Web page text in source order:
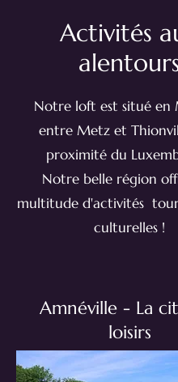
Activités
Notre loft est situé en
entre Metz et
proximité du
Notre belle région
multitude d'activités
culturelles !
Amnéville - La
loisirs